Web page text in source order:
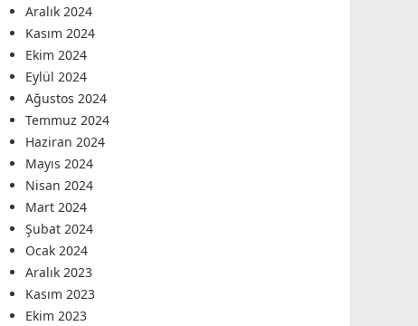
Aralık 2024
Kasım 2024
Ekim 2024
Eylül 2024
Ağustos 2024
Temmuz 2024
Haziran 2024
Mayıs 2024
Nisan 2024
Mart 2024
Şubat 2024
Ocak 2024
Aralık 2023
Kasım 2023
Ekim 2023